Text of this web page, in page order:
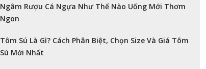
Ngâm Rượu Cá Ngựa Như Thế Nào Uống Mới Thơm
Ngon
Tôm Sú Là Gì? Cách Phân Biệt, Chọn Size Và Giá Tôm
Sú Mới Nhất